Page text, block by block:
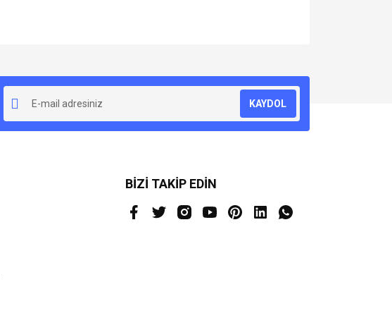
KAYDOL
BİZİ TAKİP EDİN